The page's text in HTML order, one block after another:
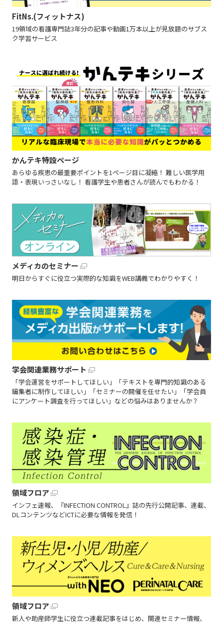
FitNs.(フィットナス)
19領域の看護専門誌3年分の記事や動画1万本以上が見放題のサブス
ク学習サービス
かんテキ特設ページ
あらゆる疾患の最重要ポイントを1ページ目に凝縮！ 難しい医学用
語・表現いっさいなし！ 看護学生や患者さんが読んでもわかる！
メディカのセミナー
明日からすぐに役立つ実際的な知識をWEB講義でわかりやすく！
学会関連業務サポート
「学会運営をサポートしてほしい」「テキストを専門的知識のある
編集者に制作してほしい」「セミナーの開催を任せたい」「学会員
にアンケート調査を行ってほしい」などの悩みはありませんか？
領域フロア
インフェ速報、『INFECTION CONTROL』誌の先行公開記事、連載、
DLコンテンツなどICTに必要な情報を発信！
領域フロア
新人や助産師学生に役立つ連載記事をはじめ、関連セミナー情報、